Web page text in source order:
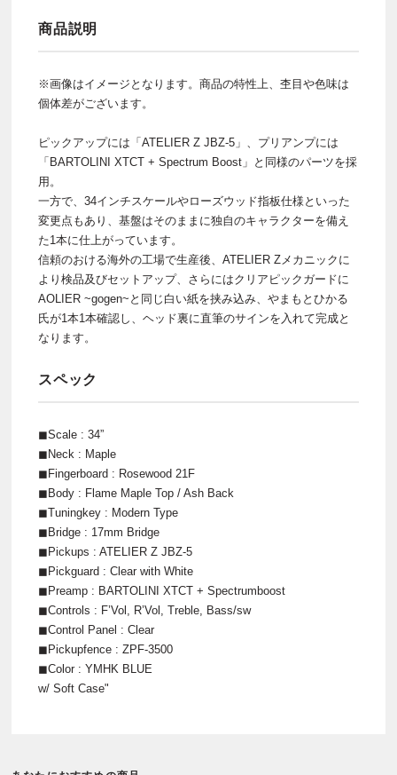
商品説明
※画像はイメージとなります。商品の特性上、杢目や色味は
個体差がございます。
ピックアップには「ATELIER Z JBZ-5」、プリアンプには
「BARTOLINI XTCT + Spectrum Boost」と同様のパーツを採
用。
一方で、34インチスケールやローズウッド指板仕様といった
変更点もあり、基盤はそのままに独自のキャラクターを備え
た1本に仕上がっています。
信頼のおける海外の工場で生産後、ATELIER Zメカニックに
より検品及びセットアップ、さらにはクリアピックガードに
AOLIER ~gogen~と同じ白い紙を挟み込み、やまもとひかる
氏が1本1本確認し、ヘッド裏に直筆のサインを入れて完成と
なります。
スペック
◼︎Scale : 34”
◼︎Neck : Maple
◼︎Fingerboard : Rosewood 21F
◼︎Body : Flame Maple Top / Ash Back
◼︎Tuningkey : Modern Type
◼︎Bridge : 17mm Bridge
◼︎Pickups : ATELIER Z JBZ-5
◼︎Pickguard : Clear with White
◼︎Preamp : BARTOLINI XTCT + Spectrumboost
◼︎Controls : F’Vol, R’Vol, Treble, Bass/sw
◼︎Control Panel : Clear
◼︎Pickupfence : ZPF-3500
◼︎Color : YMHK BLUE
w/ Soft Case"